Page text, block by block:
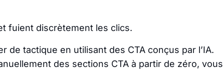
fuient discrètement les clics.
de tactique en utilisant des CTA conçus par l’IA.
des sections CTA à partir de zéro, vous